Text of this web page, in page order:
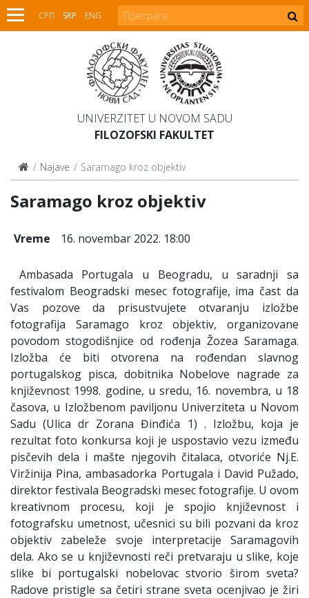
СРП SRP ENG
UNIVERZITET U NOVOM SADU
FILOZOFSKI FAKULTET
Najave Saramago kroz objektiv
Saramago kroz objektiv
Vreme 16. novembar 2022. 18:00
Ambasada Portugala u Beogradu, u saradnji sa
festivalom Beogradski mesec fotografije, ima čast da
Vas pozove da prisustvujete otvaranju izložbe
fotografija Saramago kroz objektiv, organizovane
povodom stogodišnjice od rođenja Žozea Saramaga.
Izložba će biti otvorena na rođendan slavnog
portugalskog pisca, dobitnika Nobelove nagrade za
književnost 1998. godine, u sredu, 16. novembra, u 18
časova, u Izložbenom paviljonu Univerziteta u Novom
Sadu (Ulica dr Zorana Đinđića 1) . Izložbu, koja je
rezultat foto konkursa koji je uspostavio vezu između
pisčevih dela i mašte njegovih čitalaca, otvoriće Nj.E.
Viržinija Pina, ambasadorka Portugala i David Pužado,
direktor festivala Beogradski mesec fotografije. U ovom
kreativnom procesu, koji je spojio književnost i
fotografsku umetnost, učesnici su bili pozvani da kroz
objektiv zabeleže svoje interpretacije Saramagovih
dela. Ako se u književnosti reči pretvaraju u slike, koje
slike bi portugalski nobelovac stvorio širom sveta?
Radove pristigle sa četiri strane sveta ocenjivao je žiri